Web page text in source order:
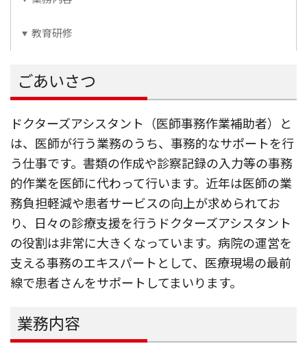
教育研修
ごあいさつ
ドクターズアシスタント（医師事務作業補助者）と
は、医師が行う業務のうち、事務的なサポートを行
う仕事です。書類の作成や診察記録の入力等の事務
的作業を医師に代わって行います。近年は医師の業
務負担軽減や患者サービスの向上が求められてお
り、日々の診療支援を行うドクターズアシスタント
の役割は非常に大きくなっています。病院の運営を
支える事務のエキスパートとして、医療現場の最前
線で患者さんをサポートしてまいります。
業務内容